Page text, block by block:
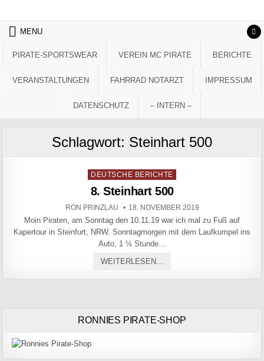
MENU
PIRATE-SPORTSWEAR VEREIN MC PIRATE BERICHTE
VERANSTALTUNGEN FAHRRAD NOTARZT IMPRESSUM
DATENSCHUTZ – INTERN –
Schlagwort: Steinhart 500
Posted in
DEUTSCHE BERICHTE
8. Steinhart 500
AUTHOR:
RON PRINZLAU PUBLISHED DATE:
18. NOVEMBER 2019
Moin Piraten, am Sonntag den 10.11.19 war ich mal zu Fuß auf
Kapertour in Steinfurt, NRW. Sonntagmorgen mit dem Laufkumpel ins
Auto, 1 ½ Stunde…
WEITERLESEN...
RONNIES PIRATE-SHOP